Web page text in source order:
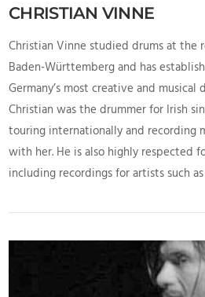
CHRISTIAN VINNE
Christian Vinne studied drums at the
Baden-Württemberg and has
Germany’s most creative and musical
Christian was the drummer for Irish
touring internationally and recording
with her. He is also highly respected
including recordings for artists such